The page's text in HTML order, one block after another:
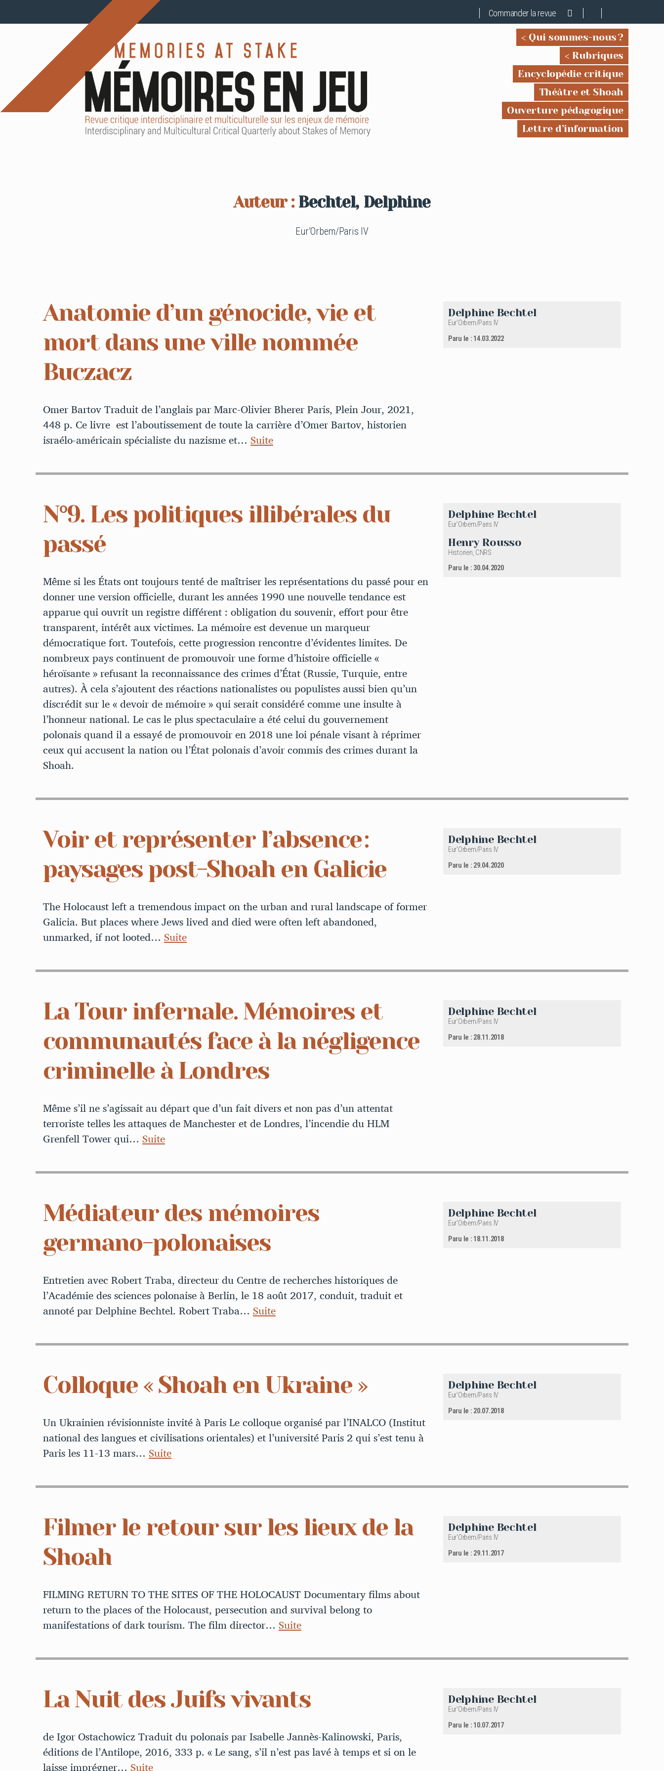
Commander la revue
Qui sommes-nous ?
Rubriques
Encyclopédie critique
Théâtre et Shoah
Ouverture pédagogique
Lettre d’information
Auteur : Bechtel, Delphine
Eur’Orbem/Paris IV
Anatomie d’un génocide, vie et
mort dans une ville nommée
Buczacz
Omer Bartov Traduit de l’anglais par Marc-Olivier Bherer Paris, Plein Jour, 2021,
448 p. Ce livre est l’aboutissement de toute la carrière d’Omer Bartov, historien
israélo-américain spécialiste du nazisme et… Suite
Delphine Bechtel
Eur'Orbem/Paris IV
Paru le : 14.03.2022
N°9. Les politiques illibérales du
passé
Même si les États ont toujours tenté de maîtriser les représentations du passé pour en
donner une version officielle, durant les années 1990 une nouvelle tendance est
apparue qui ouvrit un registre différent : obligation du souvenir, effort pour être
transparent, intérêt aux victimes. La mémoire est devenue un marqueur
démocratique fort. Toutefois, cette progression rencontre d’évidentes limites. De
nombreux pays continuent de promouvoir une forme d’histoire officielle «
héroïsante » refusant la reconnaissance des crimes d’État (Russie, Turquie, entre
autres). À cela s’ajoutent des réactions nationalistes ou populistes aussi bien qu’un
discrédit sur le « devoir de mémoire » qui serait considéré comme une insulte à
l’honneur national. Le cas le plus spectaculaire a été celui du gouvernement
polonais quand il a essayé de promouvoir en 2018 une loi pénale visant à réprimer
ceux qui accusent la nation ou l’État polonais d’avoir commis des crimes durant la
Shoah.
Delphine Bechtel
Eur'Orbem/Paris IV
Henry Rousso
Historien, CNRS
Paru le : 30.04.2020
Voir et représenter l’absence :
paysages post-Shoah en Galicie
The Holocaust left a tremendous impact on the urban and rural landscape of former
Galicia. But places where Jews lived and died were often left abandoned,
unmarked, if not looted… Suite
Delphine Bechtel
Eur'Orbem/Paris IV
Paru le : 29.04.2020
La Tour infernale. Mémoires et
communautés face à la négligence
criminelle à Londres
Même s’il ne s’agissait au départ que d’un fait divers et non pas d’un attentat
terroriste telles les attaques de Manchester et de Londres, l’incendie du HLM
Grenfell Tower qui… Suite
Delphine Bechtel
Eur'Orbem/Paris IV
Paru le : 28.11.2018
Médiateur des mémoires
germano-polonaises
Entretien avec Robert Traba, directeur du Centre de recherches historiques de
l’Académie des sciences polonaise à Berlin, le 18 août 2017, conduit, traduit et
annoté par Delphine Bechtel. Robert Traba… Suite
Delphine Bechtel
Eur'Orbem/Paris IV
Paru le : 18.11.2018
Colloque « Shoah en Ukraine »
Un Ukrainien révisionniste invité à Paris Le colloque organisé par l’INALCO (Institut
national des langues et civilisations orientales) et l’université Paris 2 qui s’est tenu à
Paris les 11-13 mars… Suite
Delphine Bechtel
Eur'Orbem/Paris IV
Paru le : 20.07.2018
Filmer le retour sur les lieux de la
Shoah
FILMING RETURN TO THE SITES OF THE HOLOCAUST Documentary films about
return to the places of the Holocaust, persecution and survival belong to
manifestations of dark tourism. The film director… Suite
Delphine Bechtel
Eur'Orbem/Paris IV
Paru le : 29.11.2017
La Nuit des Juifs vivants
de Igor Ostachowicz Traduit du polonais par Isabelle Jannès-Kalinowski, Paris,
éditions de l’Antilope, 2016, 333 p. « Le sang, s’il n’est pas lavé à temps et si on le
laisse imprégner… Suite
Delphine Bechtel
Eur'Orbem/Paris IV
Paru le : 10.07.2017